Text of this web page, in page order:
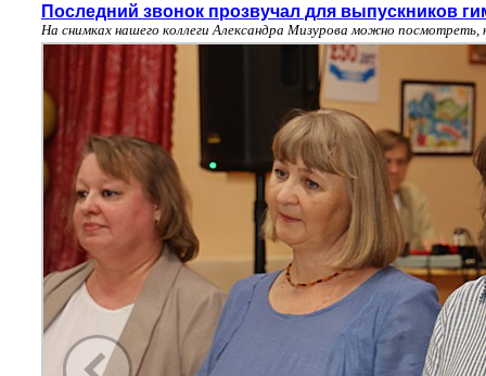
Последний звонок прозвучал для выпускников
На снимках нашего коллеги Александра Мизурова можно посмотреть,